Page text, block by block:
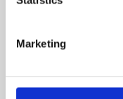
Marketing
udefra, og toiletter i
træningsfaciliteterne
åben, og